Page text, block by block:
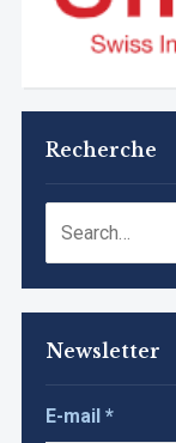
Recherche
Newsletter
E-mail *